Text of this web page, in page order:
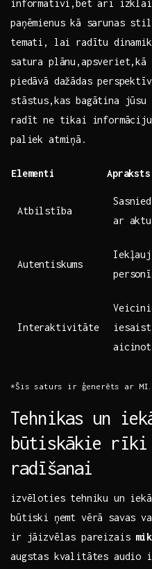
informatīvi,bet arī
paņēmienus⁢ kā sarunas
temati, lai radītu
satura
piedāvā dažādas
stāstus,kas bagātina
radīt ne tikai
paliek atmiņā.
Elementi Apraksts
Atbilstība
ar
Autentiskums
Interaktivitāte
*Šis saturs ir ģenerēts ar
Tehnikas un
būtiskākie rīki
radīšanai
izvēloties tehniku un
būtiski ņemt vērā savas
ir jāizvēlas pareizais
augstas kvalitātes audio